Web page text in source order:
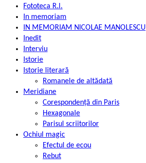
Fototeca R.l.
In memoriam
IN MEMORIAM NICOLAE MANOLESCU
Inedit
Interviu
Istorie
Istorie literară
Romanele de altădată
Meridiane
Corespondență din Paris
Hexagonale
Parisul scriitorilor
Ochiul magic
Efectul de ecou
Rebut